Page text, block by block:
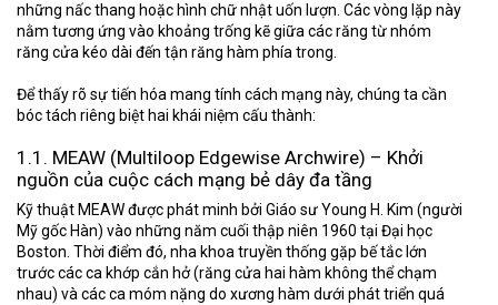
những nấc thang hoặc hình chữ nhật uốn lượn. Các vòng lặp này
nằm tương ứng vào khoảng trống kẽ giữa các răng từ nhóm
răng cửa kéo dài đến tận răng hàm phía trong.
Để thấy rõ sự tiến hóa mang tính cách mạng này, chúng ta cần
bóc tách riêng biệt hai khái niệm cấu thành:
1.1. MEAW (Multiloop Edgewise Archwire) – Khởi
nguồn của cuộc cách mạng bẻ dây đa tầng
Kỹ thuật MEAW được phát minh bởi Giáo sư Young H. Kim (người
Mỹ gốc Hàn) vào những năm cuối thập niên 1960 tại Đại học
Boston. Thời điểm đó, nha khoa truyền thống gặp bế tắc lớn
trước các ca khớp cắn hở (răng cửa hai hàm không thể chạm
nhau) và các ca móm nặng do xương hàm dưới phát triển quá